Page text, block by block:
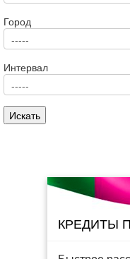
Город
Интервал
КРЕДИТЫ